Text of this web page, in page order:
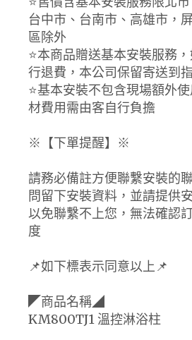
台中市、台南市、高雄市，
區除外
⭐️本商品贈送基本安裝服務
行退費，本公司保留寄送到
⭐️基本安裝不包含現場額外
材費用需由客自行負擔
※【下單提醒】※
請務必備註方便聯繫安裝的
問留下安裝資料，並請提供
以免聯繫不上您，無法確認
度
📌如下標表示同意以上📌
◤商品名稱◢
KM800TJ1 溫控淋浴柱